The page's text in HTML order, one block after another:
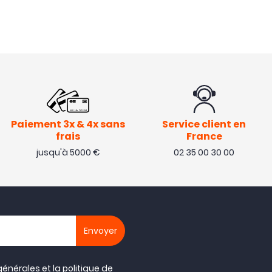
est très soignée.
pour transport aérien de mes
Paiement 3x & 4x sans
frais
jusqu'à 5000 €
Service client en
France
02 35 00 30 00
et lapolitique de